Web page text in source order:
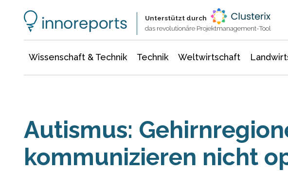
Unterstützt durch
das revolutionäre Projektmanagement-Tool
Wissenschaft & Technik Technik Weltwirtschaft
Autismus:
kommunizieren nicht